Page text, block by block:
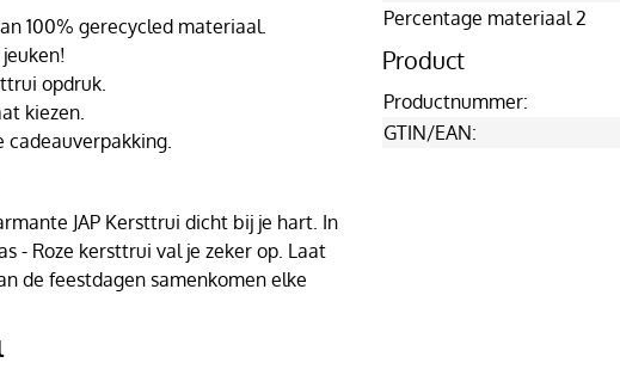
100% gerecycled materiaal.
opdruk.
kiezen.
cadeauverpakking.
JAP Kersttrui dicht bij je hart. In
- Roze kersttrui val je zeker op. Laat
de feestdagen samenkomen elke
Percentage materiaal 2
Product
Productnummer:
GTIN/EAN: